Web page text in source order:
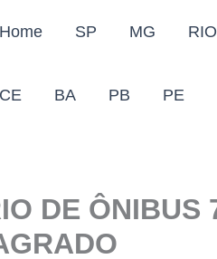
Home SP MG RIO
CE BA PB PE
DE ÔNIBUS